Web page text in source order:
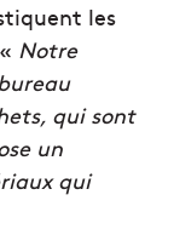
les
Notre
qui sont
un
qui